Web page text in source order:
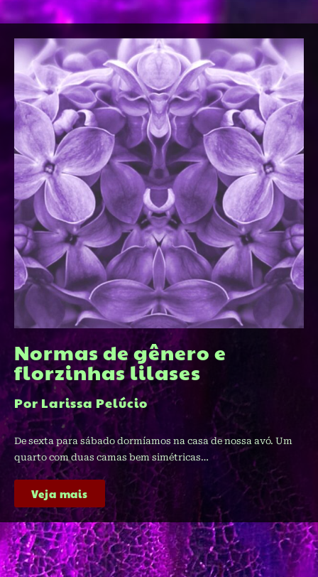
Normas de gênero e
florzinhas lilases
Por Larissa Pelúcio
De sexta para sábado dormíamos na casa de nossa avó. Um
quarto com duas camas bem simétricas…
Veja mais